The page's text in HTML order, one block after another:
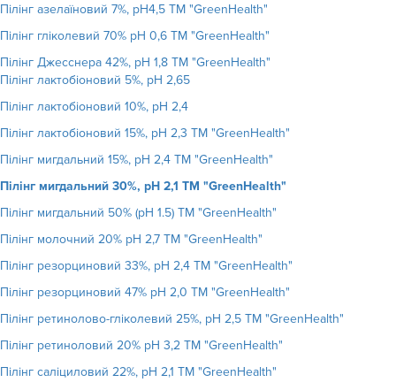
Пілінг азелаїновий 7%, рН4,5 ТМ "GreenHealth"
Пілінг гліколевий 70% рН 0,6 ТМ "GreenHealth"
Пілінг Джесснера 42%, рН 1,8 ТМ "GreenHealth"
Пілінг лактобіоновий 5%, рН 2,65
Пілінг лактобіоновий 10%, рН 2,4
Пілінг лактобіоновий 15%, рН 2,3 ТМ "GreenHealth"
Пілінг мигдальний 15%, рН 2,4 ТМ "GreenHealth"
Пілінг мигдальний 30%, рН 2,1 ТМ "GreenHealth"
Пілінг мигдальний 50% (рН 1.5) ТМ "GreenHealth"
Пілінг молочний 20% рН 2,7 ТМ "GreenHealth"
Пілінг резорциновий 33%, рН 2,4 ТМ "GreenHealth"
Пілінг резорциновий 47% рН 2,0 ТМ "GreenHealth"
Пілінг ретинолово-гліколевий 25%, рН 2,5 ТМ "GreenHealth"
Пілінг ретиноловий 20% рН 3,2 ТМ "GreenHealth"
Пілінг саліциловий 22%, рН 2,1 ТМ "GreenHealth"